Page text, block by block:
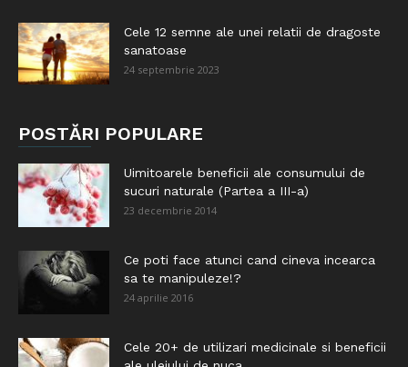
Cele 12 semne ale unei relatii de dragoste
sanatoase
24 septembrie 2023
POSTĂRI POPULARE
Uimitoarele beneficii ale consumului de
sucuri naturale (Partea a III-a)
23 decembrie 2014
Ce poti face atunci cand cineva incearca
sa te manipuleze!?
24 aprilie 2016
Cele 20+ de utilizari medicinale si beneficii